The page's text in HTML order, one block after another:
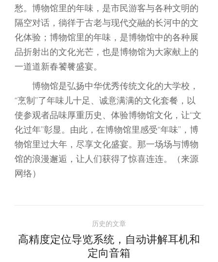
愁。博物馆里的年味，是市民游客与各种文明的
隔空对话，徜徉于古老与现代交融的长河中的文
化体验；博物馆里的年味，是博物馆中的各种展
品折射出的文化光芒，也是博物馆为大家献上的
一道道新春饕餮盛宴。
博物馆是弘扬中华优秀传统文化的大学校，
“烹制”了年味儿十足、诚意满满的文化套餐，以
使参观者品味厚重历史、体验博物馆文化，让“文
化过年”彰显。由此，在博物馆里感受“年味”，博
物馆里过大年，尽享文化盛宴。那一场场与博物
馆的浪漫邂逅，让人们获得了惊喜连连。（来源
网络）
章
历史的文章
历
高精度定位导览系统，自动讲解耳机和
定向音箱